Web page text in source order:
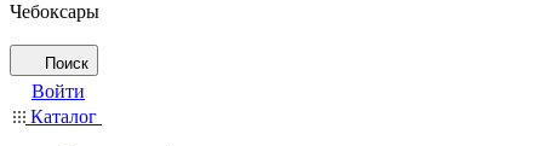
Чебоксары
Поиск
Войти
Каталог